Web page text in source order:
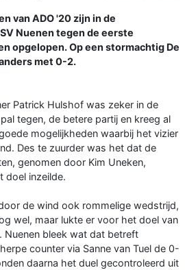
van ADO '20 zijn in de
Nuenen tegen de eerste
opgelopen. Op een stormachtig De
met 0-2.
Patrick Hulshof was zeker in de
tegen, de betere partij en kreeg al
mogelijkheden waarbij het vizier
Des te zuurder was het dat de
genomen door Kim Uneken,
doel inzeilde.
de wind ook rommelige wedstrijd,
wel, maar lukte er voor het doel van
Nuenen bleek wat dat betreft
counter via Sanne van Tuel de 0-
daarna het duel gecontroleerd uit